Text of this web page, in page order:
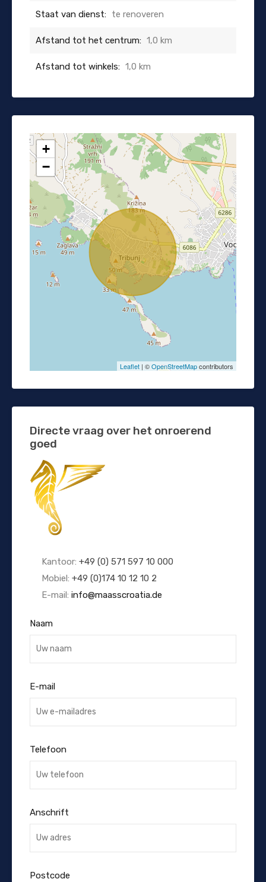
Staat van dienst: te renoveren
Afstand tot het centrum: 1,0 km
Afstand tot winkels: 1,0 km
+
−
Leaflet | ©OpenStreetMapcontributors
Directe vraag over het onroerend
goed
Kantoor: +49 (0) 571 597 10 000
Mobiel: +49 (0)174 10 12 10 2
E-mail: info@maasscroatia.de
Naam
E-mail
Telefoon
Anschrift
Postcode